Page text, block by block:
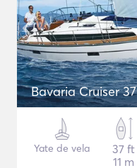
Bavaria Cruiser 37
Yate de vela
37 ft
11 m